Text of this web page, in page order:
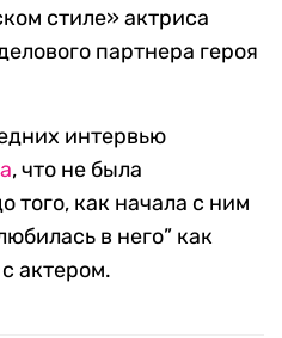
стиле» актриса
партнера героя
интервью
, что не была
того, как начала с ним
в него” как
актером.